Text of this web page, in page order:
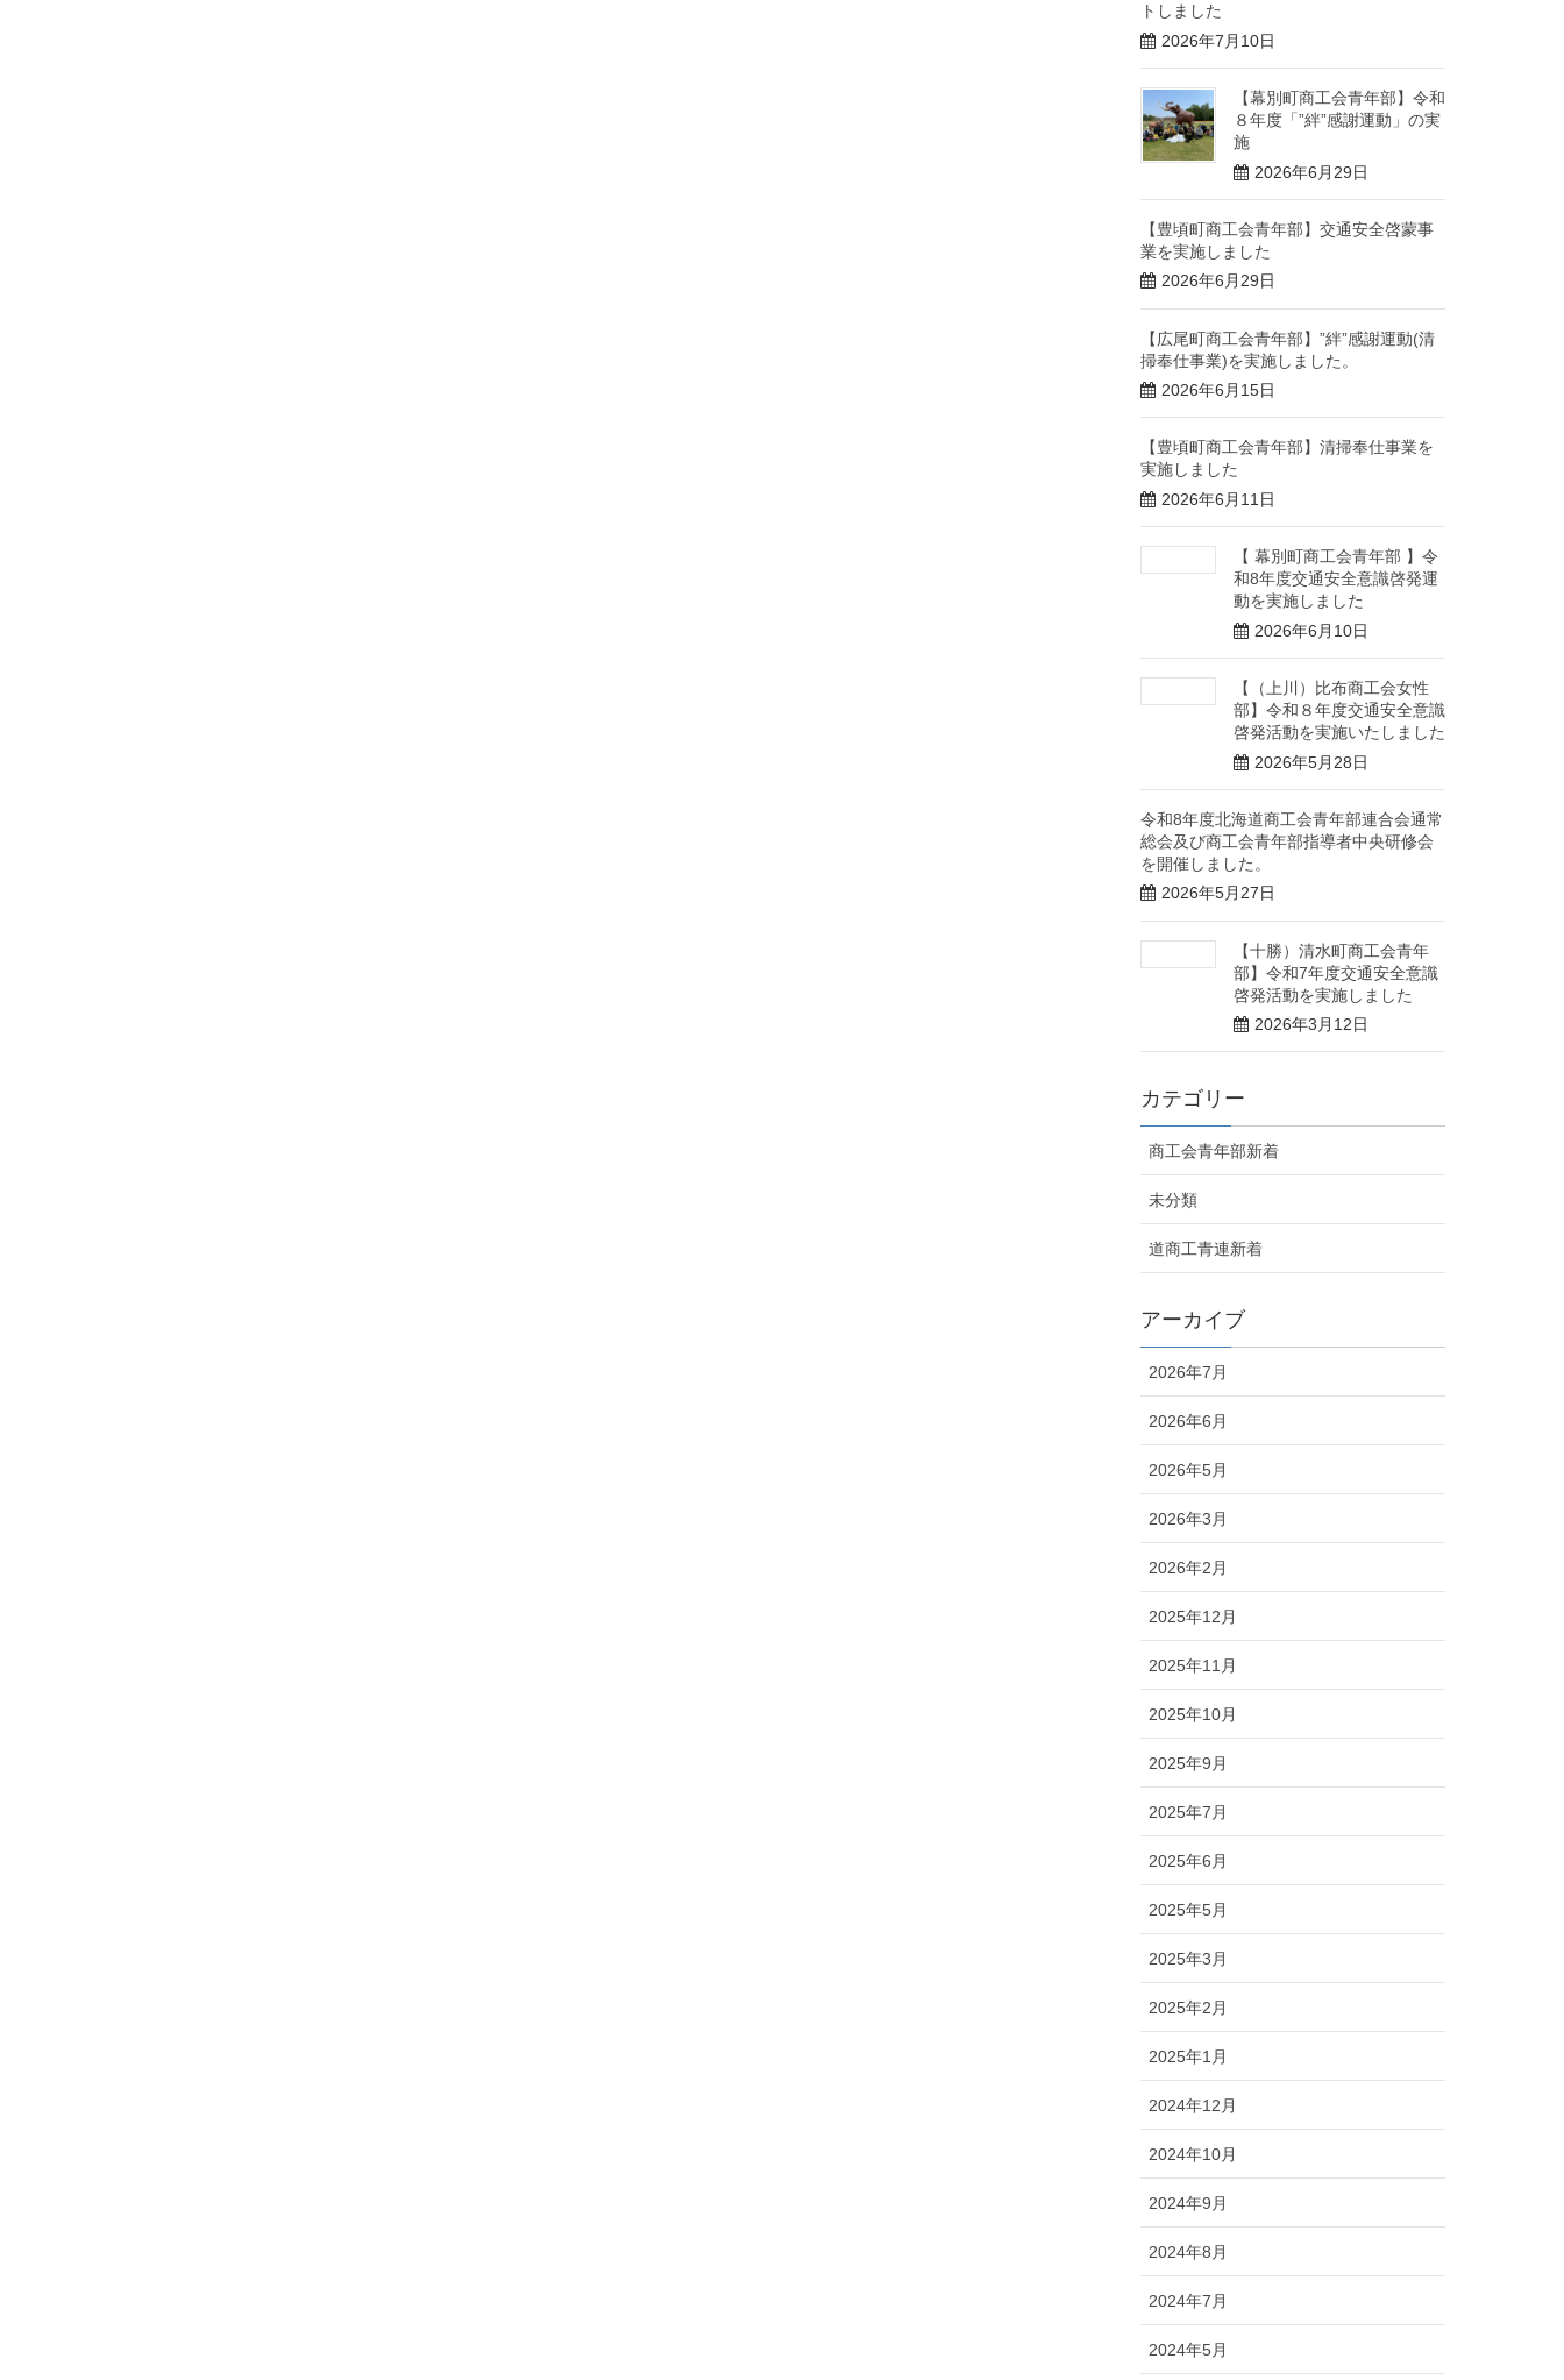
トしました
2026年7月10日
【幕別町商工会青年部】令和
８年度「”絆”感謝運動」の実
施
2026年6月29日
【豊頃町商工会青年部】交通安全啓蒙事
業を実施しました
2026年6月29日
【広尾町商工会青年部】”絆”感謝運動(清
掃奉仕事業)を実施しました。
2026年6月15日
【豊頃町商工会青年部】清掃奉仕事業を
実施しました
2026年6月11日
【 幕別町商工会青年部 】令
和8年度交通安全意識啓発運
動を実施しました
2026年6月10日
【（上川）比布商工会女性
部】令和８年度交通安全意識
啓発活動を実施いたしました
2026年5月28日
令和8年度北海道商工会青年部連合会通常
総会及び商工会青年部指導者中央研修会
を開催しました。
2026年5月27日
【十勝）清水町商工会青年
部】令和7年度交通安全意識
啓発活動を実施しました
2026年3月12日
カテゴリー
商工会青年部新着
未分類
道商工青連新着
アーカイブ
2026年7月
2026年6月
2026年5月
2026年3月
2026年2月
2025年12月
2025年11月
2025年10月
2025年9月
2025年7月
2025年6月
2025年5月
2025年3月
2025年2月
2025年1月
2024年12月
2024年10月
2024年9月
2024年8月
2024年7月
2024年5月